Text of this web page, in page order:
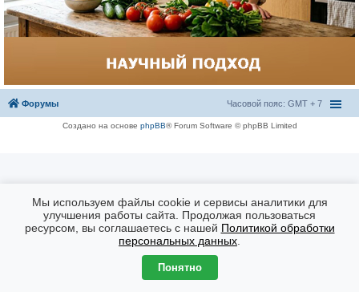
Форумы Часовой пояс: GMT + 7
Создано на основе phpBB® Forum Software © phpBB Limited
Мы используем файлы cookie и сервисы аналитики для
улучшения работы сайта. Продолжая пользоваться
ресурсом, вы соглашаетесь с нашей Политикой обработки
персональных данных
Понятно